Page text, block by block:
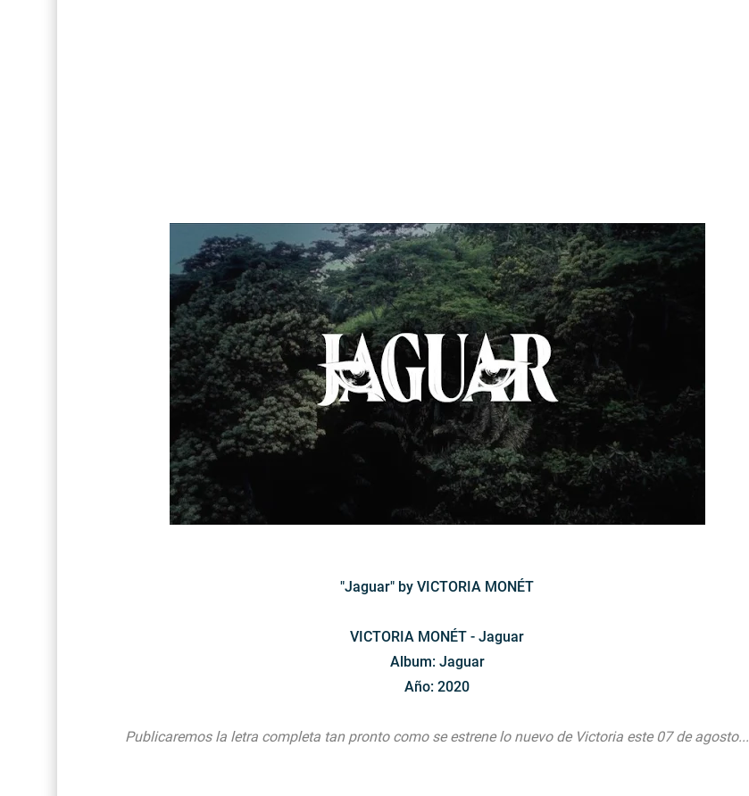
"Jaguar" by VICTORIA MONÉT
VICTORIA MONÉT - Jaguar
Album: Jaguar
Año: 2020
Publicaremos la letra completa tan pronto como se estrene lo nuevo de Victoria este 07 de agosto...